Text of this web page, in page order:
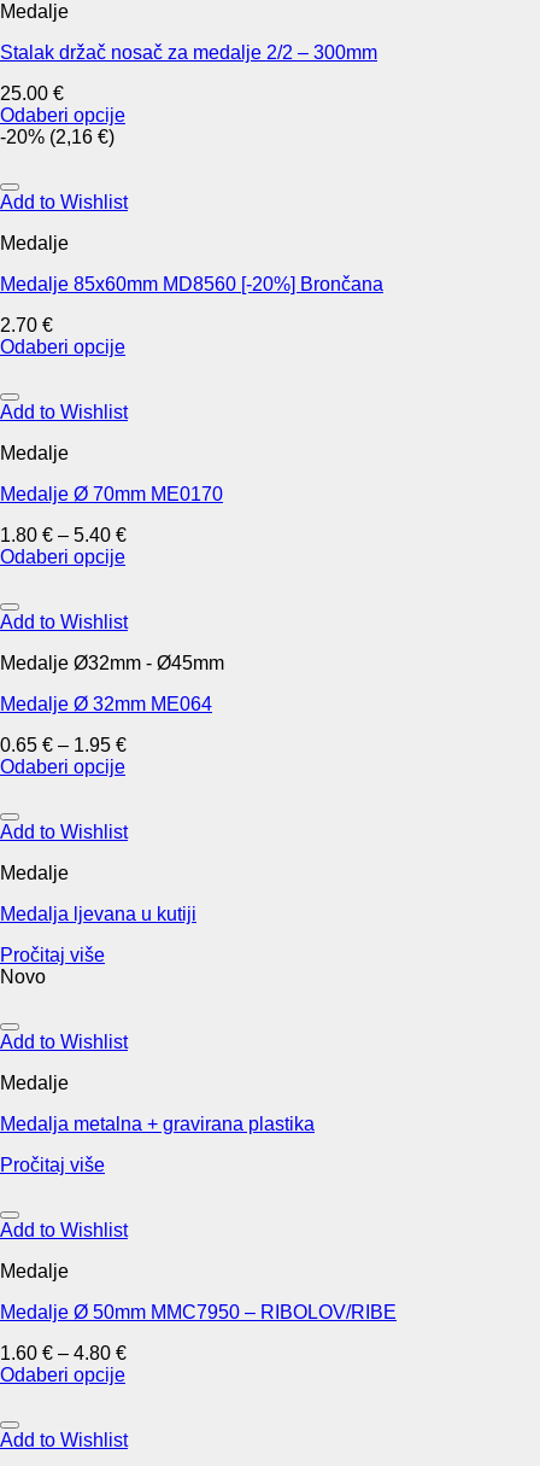
variants.
options
be
chosen
on
product
page
Medalje
Stalak držač nosač za medalje 2/2 – 300mm
25.00 €
Odaberi opcije
This
has
multiple
The
may
chosen
on
product
page
-20% (2,16 €)
Add to Wishlist
Medalje
Medalje 85x60mm MD8560 [-20%] Brončana
2.70 €
Odaberi opcije
product
has
variants.
options
be
chosen
the
product
Add to Wishlist
Medalje
Medalje Ø 70mm ME0170
1.80 € – 5.40 €
Odaberi opcije
product
has
variants.
options
be
chosen
the
product
Add to Wishlist
Medalje Ø32mm - Ø45mm
Medalje Ø 32mm ME064
0.65 € – 1.95 €
Odaberi opcije
product
has
variants.
options
be
chosen
the
product
Add to Wishlist
Medalje
Medalja ljevana u kutiji
Pročitaj više
Novo
Add to Wishlist
Medalje
Medalja metalna + gravirana plastika
Pročitaj više
Add to Wishlist
Medalje
Medalje Ø 50mm MMC7950 – RIBOLOV/RIBE
1.60 € – 4.80 €
Odaberi opcije
product
has
Add to Wishlist